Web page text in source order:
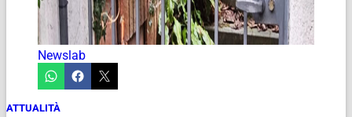
Newslab
ATTUALITÀ